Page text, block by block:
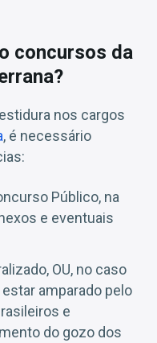
concursos da
nos cargos
, é necessário
Público, na
e eventuais
OU, no caso
amparado pelo
e
do gozo dos